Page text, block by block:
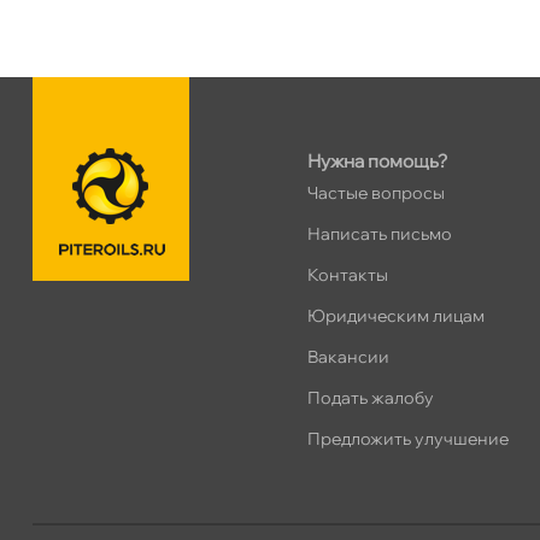
пр.Науки 10к1 (2 этаж)
ПН–ВС
Ленинский пр. 92 к.1
0 шт
Нужна помощь?
Частые вопросы
Написать письмо
Контакты
Юридическим лицам
акансии
Подать жалобу
Предложить улучшение